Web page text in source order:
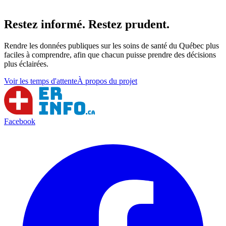
Restez informé. Restez prudent.
Rendre les données publiques sur les soins de santé du Québec plus
faciles à comprendre, afin que chacun puisse prendre des décisions
plus éclairées.
Voir les temps d'attenteÀ propos du projet
Facebook